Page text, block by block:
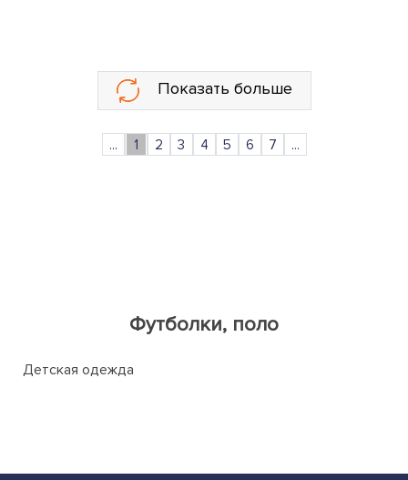
Показать больше
... 1 2 3 4 5 6 7 ...
Футболки, поло
Детская одежда